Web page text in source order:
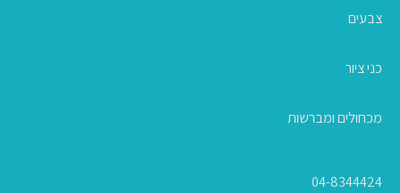
צבעים
כני ציור
מכחולים ומברשות
04-8344424